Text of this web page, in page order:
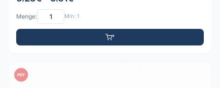
Menge: Min: 1
PDF